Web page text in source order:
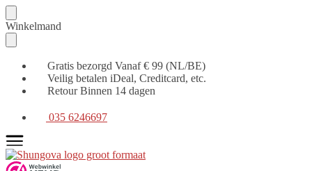
Verder
naar
navigatie
Ga
naar
de
inhoud
Winkelmand
Gratis bezorgd Vanaf € 99 (NL/BE)
Veilig betalen iDeal, Creditcard, etc.
Retour Binnen 14 dagen
035 6246697